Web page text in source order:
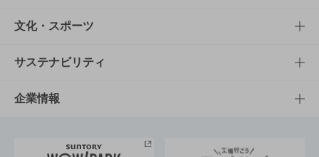
商品一覧
商品発売情報
栄養成分一覧
知る・楽しむTOP
キャンペーン
工場見学
文化・スポーツ
文化・スポーツTOP
サントリーホール
サステナビリティ
サステナビリティTOP
企業情報